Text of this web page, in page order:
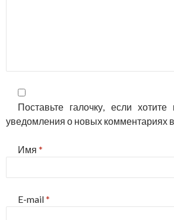
Поставьте галочку, если
уведомления о новых комментариях
Имя *
E-mail*